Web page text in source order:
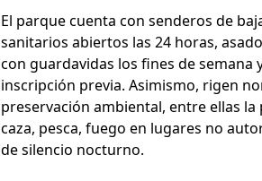
El parque cuenta con senderos de
sanitarios abiertos las 24 horas,
con guardavidas los fines de semana
inscripción previa. Asimismo, rigen
preservación ambiental, entre ellas
caza, pesca, fuego en lugares no
de silencio nocturno.